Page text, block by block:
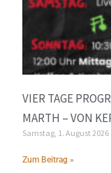
VIER TAGE
MARTH – VON
Samstag, 1. August 2026
Zum Beitrag »